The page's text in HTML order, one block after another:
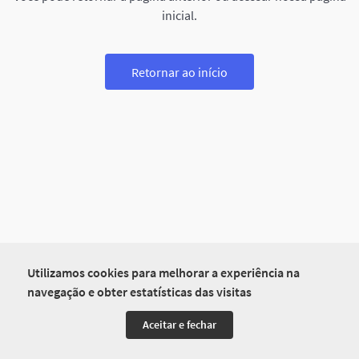
Utilizamos cookies para melhorar a experiência na
navegação e obter estatísticas das visitas
Aceitar e fechar
inicial.
Retornar ao início